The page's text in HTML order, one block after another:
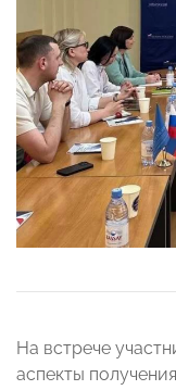
На встрече
аспекты